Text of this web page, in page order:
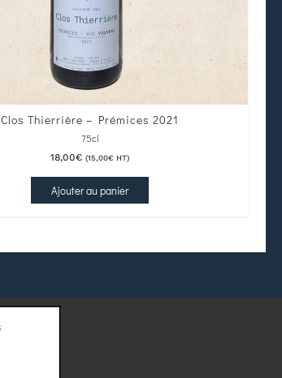
Clos Thierrière – Prémices 2021
75cl
18,00€ (15,00€ HT)
Ajouter au panier